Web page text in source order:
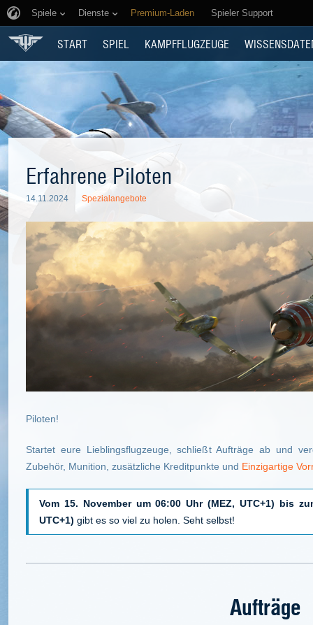
Spiele Dienste Premium-Laden Spieler Support
START SPIEL KAMPFFLUGZEUGE
Erfahrene Piloten
14.11.2024 Spezialangebote
Piloten!
Startet eure Lieblingsflugzeuge, schließt Aufträge ab und
Zubehör, Munition, zusätzliche Kreditpunkte und Einzigartige
Vom 15. November um 06:00 Uhr (MEZ, UTC+1) bis
UTC+1) gibt es so viel zu holen. Seht selbst!
Aufträge